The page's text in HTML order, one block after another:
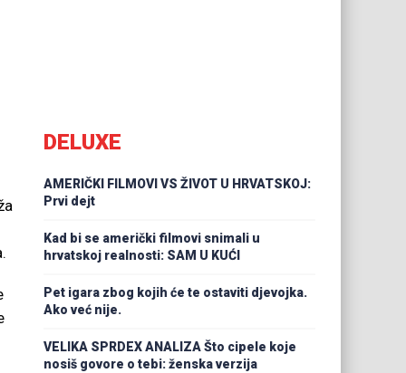
DELUXE
AMERIČKI FILMOVI VS ŽIVOT U HRVATSKOJ:
Prvi dejt
Kad bi se američki filmovi snimali u
hrvatskoj realnosti: SAM U KUĆI
Pet igara zbog kojih će te ostaviti djevojka.
Ako već nije.
VELIKA SPRDEX ANALIZA Što cipele koje
nosiš govore o tebi: ženska verzija